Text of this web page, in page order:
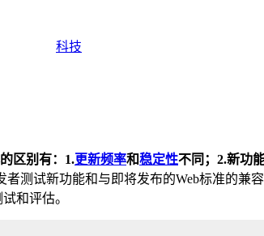
科技
区别有：1.更新频率和稳定性不同；2.新功
测试新功能和与即将发布的Web标准的兼
和评估。